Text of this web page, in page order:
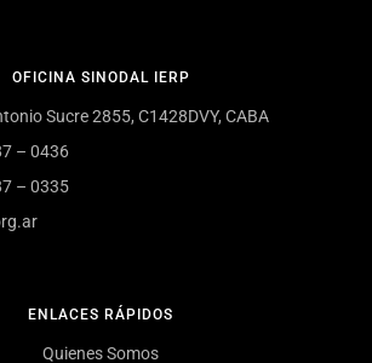
ENLACES RÁPIDOS
Quienes Somos
OFICINA SINODAL IERP
Sucre 2855, C1428DVY, CABA
– 0436
– 0335